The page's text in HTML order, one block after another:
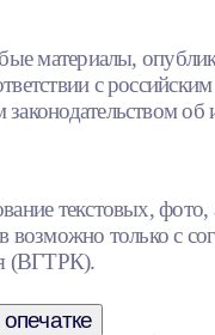
материалы,
с
об
текстовых, фото,
возможно только с
(ВГТРК).